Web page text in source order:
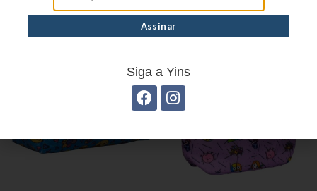
Siga a Yins